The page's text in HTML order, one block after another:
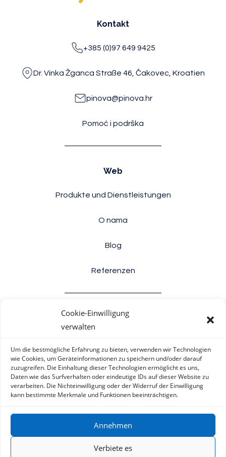
Cookie-Einwilligung
verwalten
Um die bestmögliche Erfahrung zu bieten, verwenden wir Technologien
wie Cookies, um Geräteinformationen zu speichern und/oder darauf
zuzugreifen. Die Einhaltung dieser Technologien ermöglicht es uns,
Daten wie das Surfverhalten oder eindeutige IDs auf dieser Website zu
verarbeiten. Die Nichteinwilligung oder der Widerruf der Einwilligung
kann bestimmte Merkmale und Funktionen beeinträchtigen.
Annehmen
Verbiete es
Kontakt
+385 (0)97 649 9425
Dr. Vinka Žganca Straße 46, Čakovec, Kroatien
pinova@pinova.hr
Pomoć i podrška
Web
Produkte und Dienstleistungen
O nama
Blog
Referenzen
Informacije
Cookie-Richtlinie (EU)
Datenschutzrichtlinie